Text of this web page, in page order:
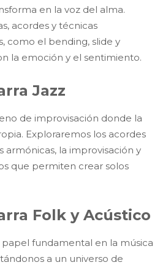
en la voz del alma.
acordes y técnicas
como el bending, slide y
la emoción y el sentimiento.
Jazz
de improvisación donde la
Exploraremos los acordes
armónicas, la improvisación y
que permiten crear solos
Folk y Acústico
fundamental en la música
a un universo de